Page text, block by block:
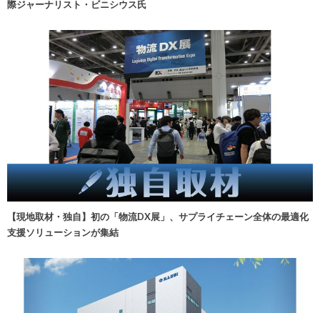
際ジャーナリスト・ビニシウス氏
【現地取材・独自】初の「物流DX展」、サプライチェーン全体の最適化
支援ソリューションが集結